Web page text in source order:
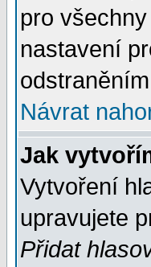
pro
nastavení
Návrat
Jak
Vytvoření
upravujete
Přidat